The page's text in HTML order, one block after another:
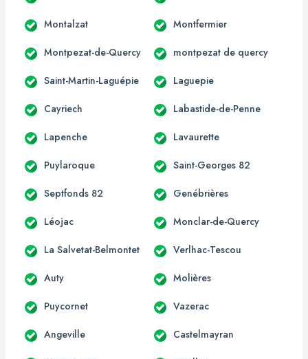
Montalzat Montfermier
Montpezat-de-Quercy montpezat de quercy
Saint-Martin-Laguépie Laguepie
Cayriech Labastide-de-Penne
Lapenche Lavaurette
Puylaroque Saint-Georges 82
Septfonds 82 Genébrières
Léojac Monclar-de-Quercy
La Salvetat-Belmontet Verlhac-Tescou
Auty Molières
Puycornet Vazerac
Angeville Castelmayran